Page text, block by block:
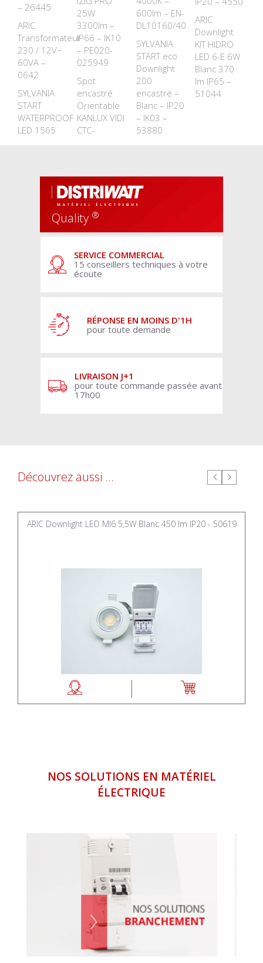
– 26445
ARIC
Transformateur
230 / 12V~
60VA –
0642
SYLVANIA
START
WATERPROOF
LED 1565
25W
3300lm –
IP66 – IK10
– PE020-
025949
Spot
encastré
Orientable
KANLUX VIDI
CTC-
600lm – EN-
DL10160/40
SYLVANIA
START eco
Downlight
200
encastré –
Blanc – IP20
– IK03 –
53880
ARIC
Downlight
KIT HIDRO
LED 6-E 6W
Blanc 370
lm IP65 –
51044
Quality ®
SERVICE COMMERCIAL
15 conseillers techniques à votre
écoute
RÉPONSE EN MOINS D'1H
pour toute demande
LIVRAISON J+1
pour toute commande passée avant
17h00
Découvrez aussi ...
ARIC Downlight LED MI6 5,5W Blanc 450 lm IP20 - 50619
NOS SOLUTIONS EN MATÉRIEL
ÉLECTRIQUE